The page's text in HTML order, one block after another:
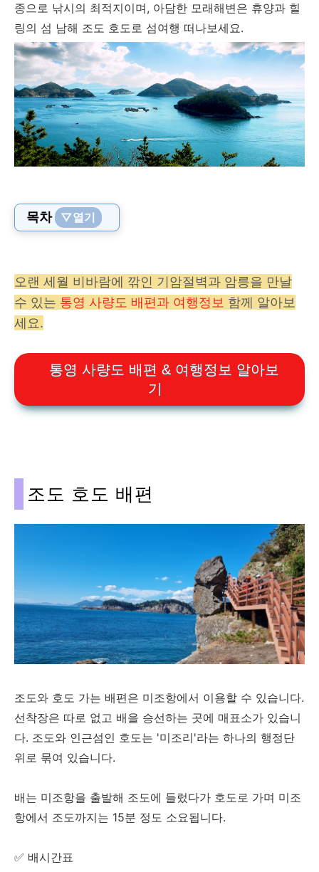
종으로 낚시의 최적지이며, 아담한 모래해변은 휴양과 힐
링의 섬 남해 조도 호도로 섬여행 떠나보세요.
목차 ▽열기
오랜 세월 비바람에 깎인 기암절벽과 암릉을 만날
수 있는 통영 사량도 배편과 여행정보 함께 알아보
세요.
통영 사량도 배편 & 여행정보 알아보
기
조도 호도 배편
조도와 호도 가는 배편은 미조항에서 이용할 수 있습니다.
선착장은 따로 없고 배을 승선하는 곳에 매표소가 있습니
다. 조도와 인근섬인 호도는 '미조리'라는 하나의 행정단
위로 묶여 있습니다.
배는 미조항을 출발해 조도에 들렀다가 호도로 가며 미조
항에서 조도까지는 15분 정도 소요됩니다.
✅ 배시간표